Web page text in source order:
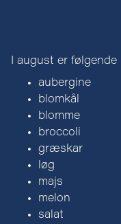
I august er
aubergine
blomkål
blomme
broccoli
græskar
løg
majs
melon
salat